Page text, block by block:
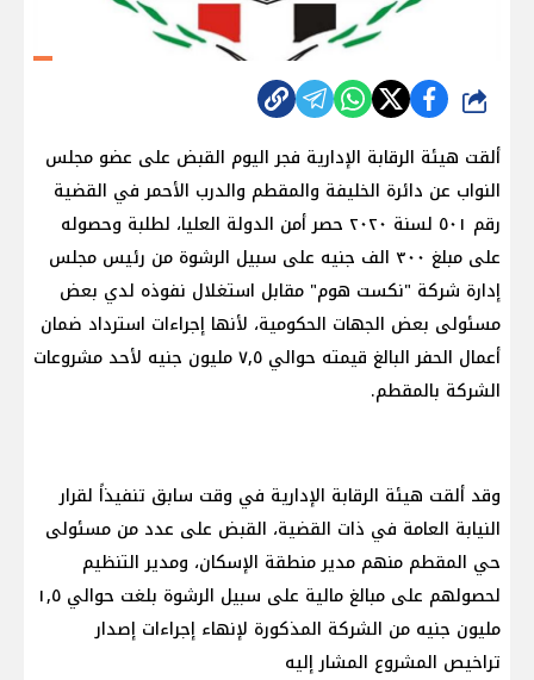
شارك
‏ألقت هيئة الرقابة الإدارية فجر اليوم القبض على عضو مجلس
النواب عن دائرة الخليفة والمقطم والدرب الأحمر في القضية
رقم ٥٠١ لسنة ٢٠٢٠ حصر أمن الدولة العليا، لطلبة وحصوله
على مبلغ ٣٠٠ الف جنيه ‏على سبيل الرشوة من رئيس مجلس
إدارة شركة "نكست هوم" ‏مقابل استغلال نفوذه ‏لدي بعض
مسئولى بعض الجهات الحكومية، لأنها إجراءات استرداد ضمان
أعمال الحفر البالغ قيمته حوالي ٧,٥ مليون جنيه ‏لأحد مشروعات
الشركة بالمقطم.
وقد ألقت هيئة الرقابة الإدارية في وقت سابق تنفيذاً لقرار
النيابة العامة في ذات القضية، القبض على عدد من مسئولى
حي المقطم منهم مدير منطقة الإسكان، ومدير التنظيم
لحصولهم على مبالغ مالية على سبيل الرشوة بلغت حوالي ١,٥
مليون جنيه من الشركة المذكورة لإنهاء إجراءات إصدار
تراخيص المشروع المشار إليه